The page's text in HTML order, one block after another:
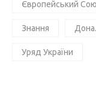
Європейський
Знання
Уряд України